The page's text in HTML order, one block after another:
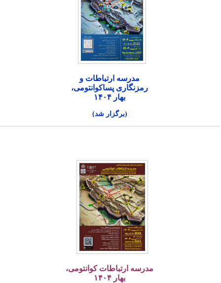
مدرسه ارتباطات و
رمزنگاری پساکوانتومی،
بهار ۱۴۰۴
(برگزار شد)
مدرسه ارتباطات کوانتومی،
بهار ۱۴۰۴